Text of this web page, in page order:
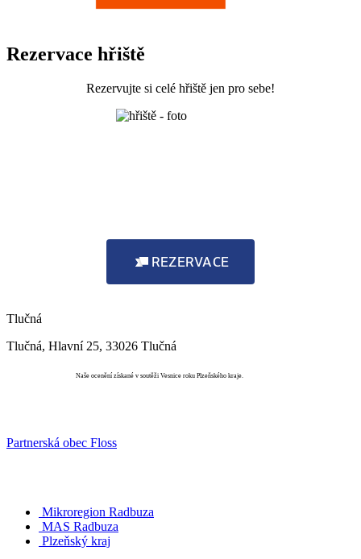
Rezervace hřiště
Rezervujte si celé hřiště jen pro sebe!
REZERVACE
Tlučná
Tlučná, Hlavní 25, 33026 Tlučná
Naše ocenění získané v soutěži Vesnice roku Plzeňského kraje.
Partnerská obec Floss
Mikroregion Radbuza
MAS Radbuza
Plzeňský kraj